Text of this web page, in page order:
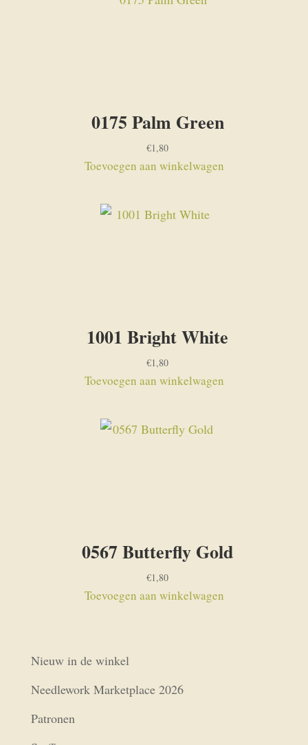
0175 Palm Green
€1,80
Toevoegen aan winkelwagen
1001 Bright White
€1,80
Toevoegen aan winkelwagen
0567 Butterfly Gold
€1,80
Toevoegen aan winkelwagen
Nieuw in de winkel
Needlework Marketplace 2026
Patronen